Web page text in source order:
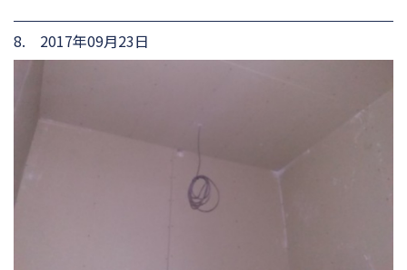
8. 2017年09月23日